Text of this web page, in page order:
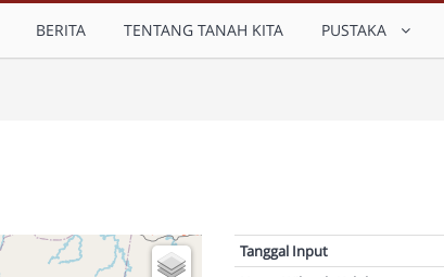
BERITA TENTANG TANAH KITA PUSTAKA
Tanggal Input